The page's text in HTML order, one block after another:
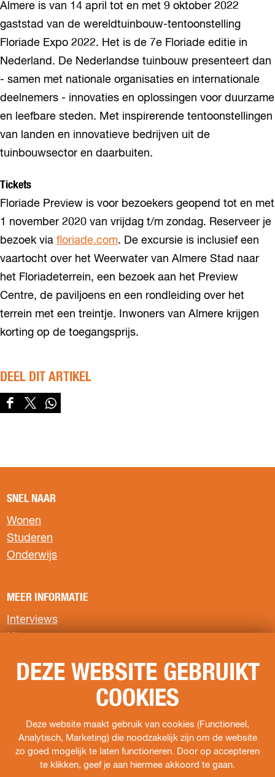
DEZE WEBSITE GEBRUIKT
COOKIES
Deze website maakt gebruik van cookies (Functioneel,
Analytisch, Marketing) die noodzakelijk zijn om de website
zo goed mogelijk te laten functioneren. Door op accepteren
te klikken, geef je aan hiermee akkoord te gaan.
Almere is van 14 april tot en met 9 oktober 2022
gaststad van de wereldtuinbouw-tentoonstelling
Floriade Expo 2022. Het is de 7e Floriade editie in
Nederland. De Nederlandse tuinbouw presenteert dan
- samen met nationale organisaties en internationale
deelnemers - innovaties en oplossingen voor duurzame
en leefbare steden. Met inspirerende tentoonstellingen
van landen en innovatieve bedrijven uit de
tuinbouwsector en daarbuiten.
Tickets
Floriade Preview is voor bezoekers geopend tot en met
1 november 2020 van vrijdag t/m zondag. Reserveer je
bezoek via floriade.com. De excursie is inclusief een
vaartocht over het Weerwater van Almere Stad naar
het Floriadeterrein, een bezoek aan het Preview
Centre, de paviljoens en een rondleiding over het
terrein met een treintje. Inwoners van Almere krijgen
korting op de toegangsprijs.
DEEL DIT ARTIKEL
D
e
p
g
i
o
F
D
e
p
g
i
o
X
D
e
g
i
o
W
t
s
SNEL NAAR
Wonen
Studeren
Onderwijs
MEER INFORMATIE
Interviews
a
c
I
n
s
s
o
c
i